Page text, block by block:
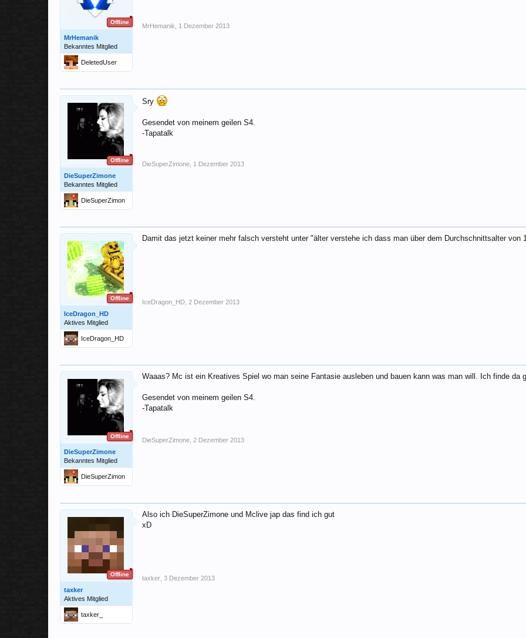
Offline
MrHemanik
Bekanntes Mitglied
DeletedUser
MrHemanik 1 Dezember 2013
Offline
DieSuperZimone
Bekanntes Mitglied
DieSuperZimon
e
Sry
Gesendet von meinem geilen S4.
-Tapatalk
DieSuperZimone 1 Dezember 2013
Offline
IceDragon_HD
Aktives Mitglied
IceDragon_HD
Damit das jetzt keiner mehr falsch versteht unter "älter verstehe ich dass man über dem Durchschnittsalter
IceDragon_HD 2 Dezember 2013
Offline
DieSuperZimone
Bekanntes Mitglied
DieSuperZimon
e
Waaas? Mc ist ein Kreatives Spiel wo man seine Fantasie ausleben und bauen kann was man will. Ich finde
Gesendet von meinem geilen S4.
-Tapatalk
DieSuperZimone 2 Dezember 2013
Offline
taxker
Aktives Mitglied
taxker_
Also ich DieSuperZimone und Mclive jap das find ich gut
xD
taxker 3 Dezember 2013